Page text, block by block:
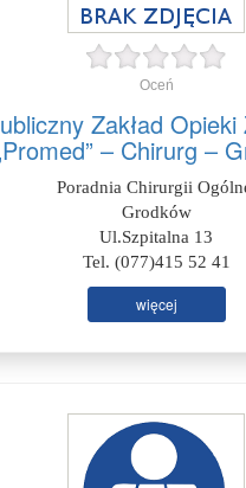
Oceń
Zakład
– Chirurg –
Poradnia Chirurgii
Grodków
Ul.Szpitalna 13
Tel. (077)415 52 41
więcej